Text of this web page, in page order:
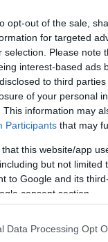
opt-out of the sale,
for targeted
selection. Please note
interest-based ads
to third
of your personal
This information may
Participants that may
that this website/app
but not limited
to Google and its
consent section.
Data Processing Opt